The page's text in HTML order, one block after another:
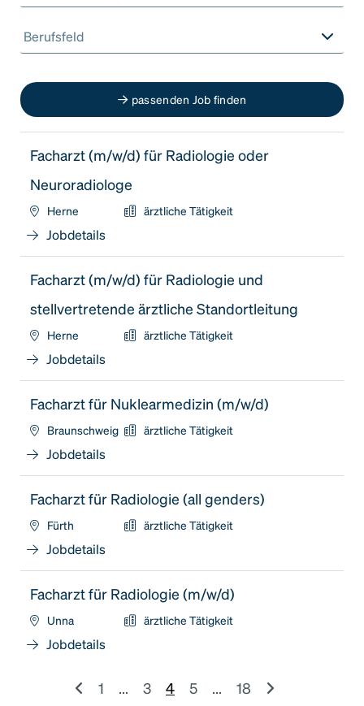
Berufsfeld
passenden Job finden
Facharzt (m/w/d) für Radiologie oder
Neuroradiologe
Herne ärztliche Tätigkeit
Jobdetails
Facharzt (m/w/d) für Radiologie und
stellvertretende ärztliche Standortleitung
Herne ärztliche Tätigkeit
Jobdetails
Facharzt für Nuklearmedizin (m/w/d)
Braunschweig ärztliche Tätigkeit
Jobdetails
Facharzt für Radiologie (all genders)
Fürth ärztliche Tätigkeit
Jobdetails
Facharzt für Radiologie (m/w/d)
Unna ärztliche Tätigkeit
Jobdetails
1 ... 3 4 5 ... 18